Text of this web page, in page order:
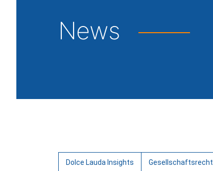
News
Dolce Lauda Insights Gesellschaftsrecht